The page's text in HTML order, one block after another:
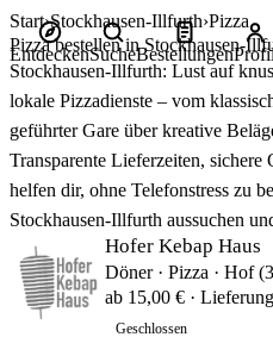
Start Stockhausen-Illfurth Pizza
Pizza bestellen in Stockhausen-
Stockhausen-Illfurth: Lust auf
lokale Pizzadienste – vom
geführter Gare über kreative
Transparente Lieferzeiten,
helfen dir, ohne Telefonstress zu
Stockhausen-Illfurth aussuchen
Hofer Kebap Haus
Döner · Pizza · Hof
ab 15,00 € ·
Geschlossen
EntdeckenSucheBestellungen